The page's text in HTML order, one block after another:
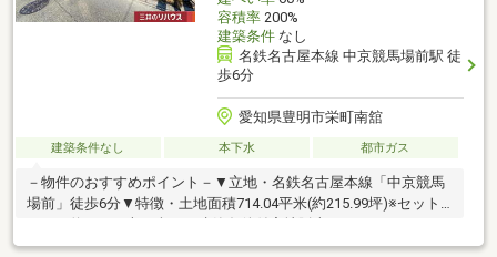
容積率200%
建築条件なし
名鉄名古屋本線 中京競馬場前駅 徒
歩6分
愛知県豊明市栄町南舘
建築条件なし 本下水 都市ガス
－物件のおすすめポイント－▼立地・名鉄名古屋本線「中京競馬
場前」徒歩6分▼特徴・土地面積714.04平米(約215.99坪)※セット
お好きなハウスメーカー等で建築可能・建物解体後、更地でのお